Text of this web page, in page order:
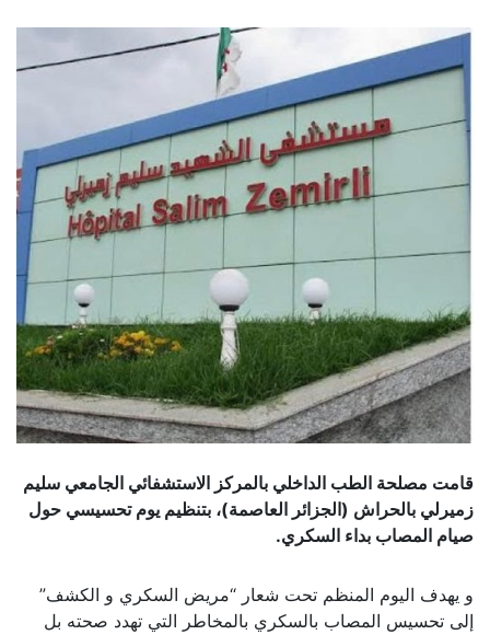
قامت مصلحة الطب الداخلي بالمركز الاستشفائي الجامعي سليم
زميرلي بالحراش (الجزائر العاصمة)، بتنظيم يوم تحسيسي حول
صيام المصاب بداء السكري.
و يهدف اليوم المنظم تحت شعار “مريض السكري و الكشف”
إلى تحسيس المصاب بالسكري بالمخاطر التي تهدد صحته بل